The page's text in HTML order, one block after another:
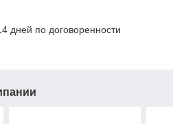
дней по договоренности